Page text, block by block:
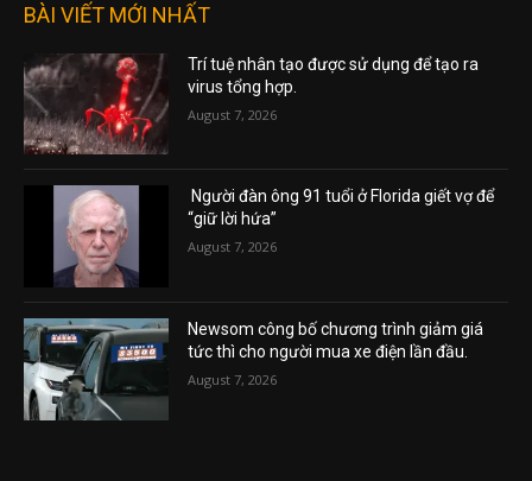
BÀI VIẾT MỚI NHẤT
Trí tuệ nhân tạo được sử dụng để tạo ra
virus tổng hợp.
August 7, 2026
Người đàn ông 91 tuổi ở Florida giết vợ để
“giữ lời hứa”
August 7, 2026
Newsom công bố chương trình giảm giá
tức thì cho người mua xe điện lần đầu.
August 7, 2026